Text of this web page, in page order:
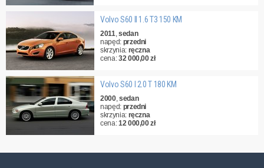
Volvo S60 II 1.6 T3 150 KM
2011,sedan
napęd: przedni
skrzynia: ręczna
cena:32 000,00 zł
Volvo S60 I 2.0 T 180 KM
2000,sedan
napęd: przedni
skrzynia: ręczna
cena:12 000,00 zł